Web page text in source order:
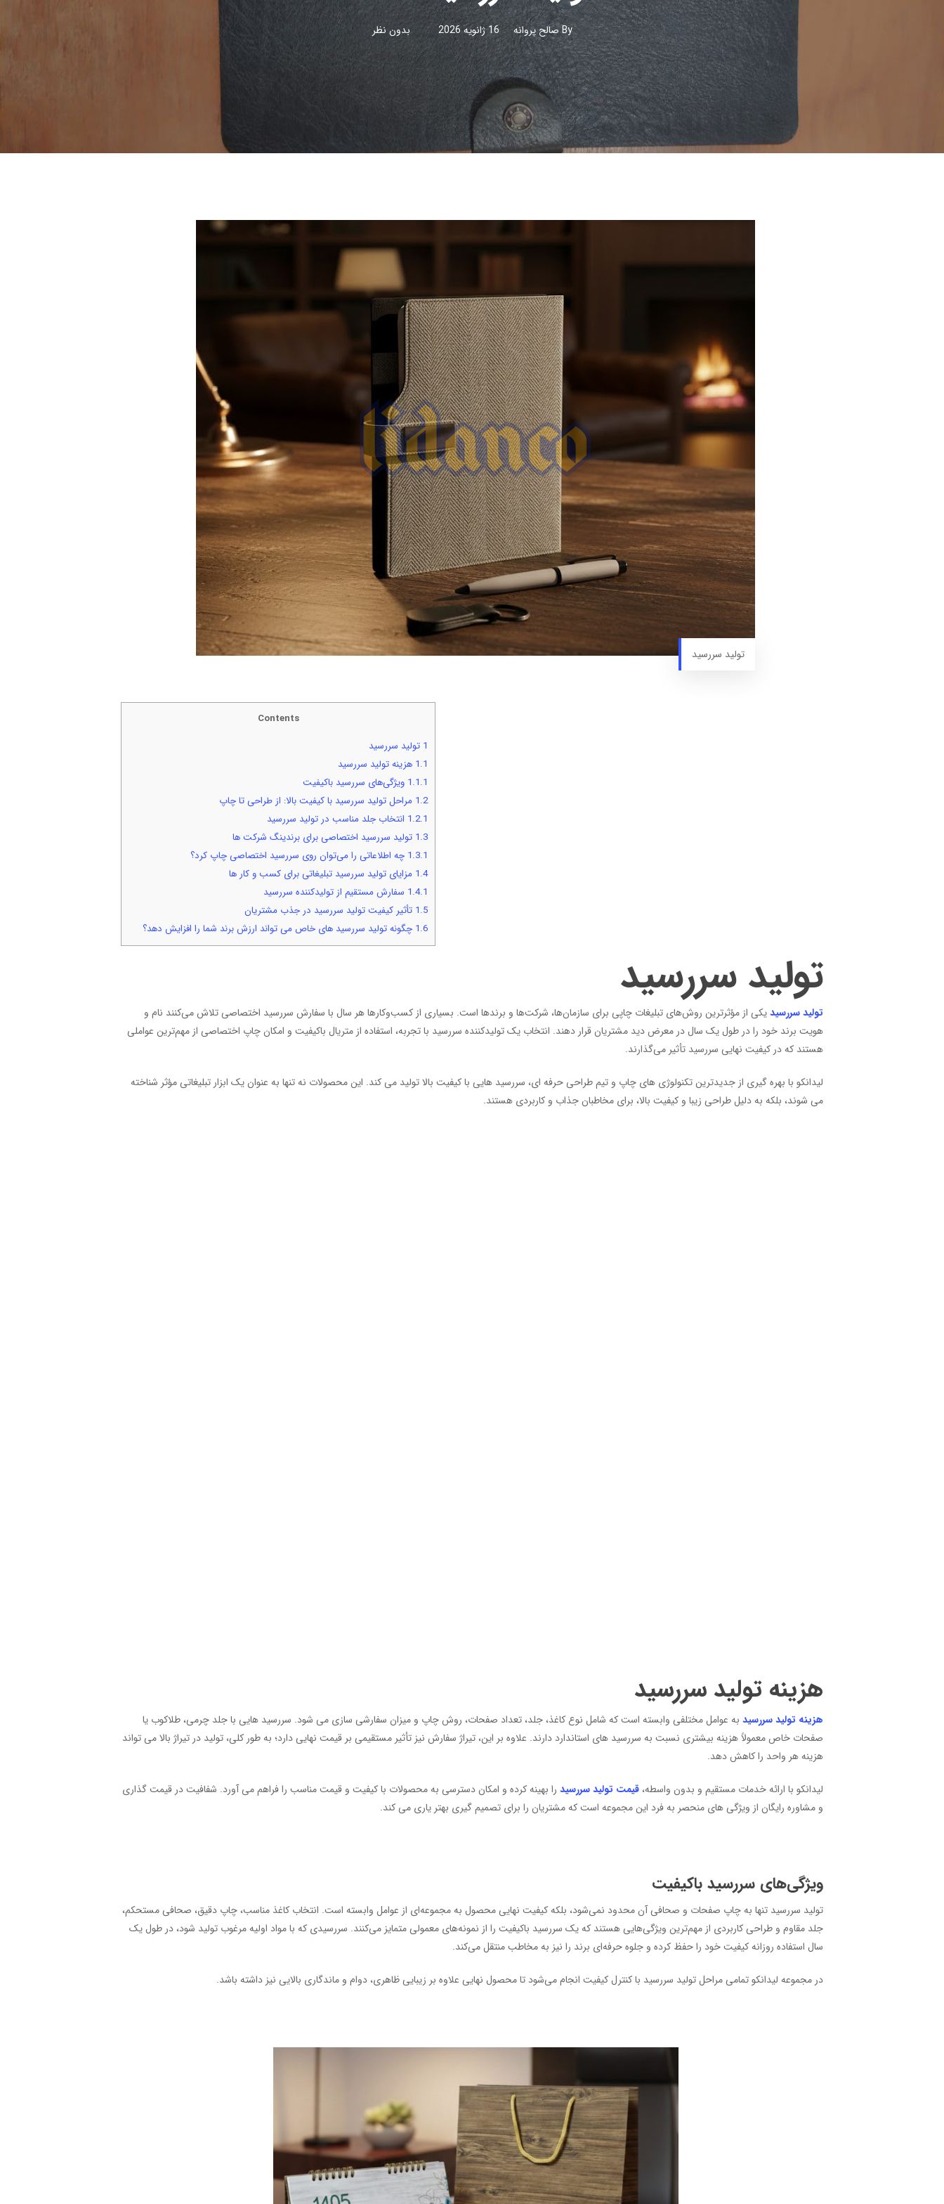
Byصالح پروانه 16 ژانویه 2026 بدون نظر
تولید سررسید
Contents
1 تولید سررسید
1.1 هزینه تولید سررسید
1.1.1 ویژگی‌های سررسید باکیفیت
1.2 مراحل تولید سررسید با کیفیت بالا: از طراحی تا چاپ
1.2.1 انتخاب جلد مناسب در تولید سررسید
1.3 تولید سررسید اختصاصی برای برندینگ شرکت‌ ها
1.3.1 چه اطلاعاتی را می‌توان روی سررسید اختصاصی چاپ کرد؟
1.4 مزایای تولید سررسید تبلیغاتی برای کسب‌ و کار ها
1.4.1 سفارش مستقیم از تولیدکننده سررسید
1.5 تأثیر کیفیت تولید سررسید در جذب مشتریان
1.6 چگونه تولید سررسید های خاص می‌ تواند ارزش برند شما را افزایش دهد؟
تولید سررسید
تولید سررسیدیکی از مؤثرترین روش‌های تبلیغات چاپی برای سازمان‌ها، شرکت‌ها و برندها است. بسیاری از کسب‌وکارها هر سال با سفارش سررسید اختصاصی تلاش می‌کنند نام و
هویت برند خود را در طول یک سال در معرض دید مشتریان قرار دهند. انتخاب یک تولیدکننده سررسید با تجربه، استفاده از متریال باکیفیت و امکان چاپ اختصاصی از مهم‌ترین عواملی
هستند که در کیفیت نهایی سررسید تأثیر می‌گذارند.
لیدانکو با بهره‌ گیری از جدیدترین تکنولوژی‌ های چاپ و تیم طراحی حرفه‌ ای، سررسید هایی با کیفیت بالا تولید می‌ کند. این محصولات نه تنها به عنوان یک ابزار تبلیغاتی مؤثر شناخته
می‌ شوند، بلکه به دلیل طراحی زیبا و کیفیت بالا، برای مخاطبان جذاب و کاربردی هستند.
هزینه تولید سررسید
هزینه تولید سررسید به عوامل مختلفی وابسته است که شامل نوع کاغذ، جلد، تعداد صفحات، روش چاپ و میزان سفارشی‌ سازی می‌ شود. سررسید هایی با جلد چرمی، طلاکوب یا
صفحات خاص معمولاً هزینه بیشتری نسبت به سررسید های استاندارد دارند. علاوه بر این، تیراژ سفارش نیز تأثیر مستقیمی بر قیمت نهایی دارد؛ به‌ طور کلی، تولید در تیراژ بالا می‌ تواند
هزینه هر واحد را کاهش دهد.
لیدانکو با ارائه خدمات مستقیم و بدون واسطه، قیمت تولید سررسید را بهینه کرده و امکان دسترسی به محصولات با کیفیت و قیمت مناسب را فراهم می ‌آورد. شفافیت در قیمت‌ گذاری
و مشاوره رایگان از ویژگی‌ های منحصر به‌ فرد این مجموعه است که مشتریان را برای تصمیم‌ گیری بهتر یاری می‌ کند.
ویژگی‌های سررسید باکیفیت
تولید سررسید تنها به چاپ صفحات و صحافی آن محدود نمی‌شود، بلکه کیفیت نهایی محصول به مجموعه‌ای از عوامل وابسته است. انتخاب کاغذ مناسب، چاپ دقیق، صحافی مستحکم،
جلد مقاوم و طراحی کاربردی از مهم‌ترین ویژگی‌هایی هستند که یک سررسید باکیفیت را از نمونه‌های معمولی متمایز می‌کنند. سررسیدی که با مواد اولیه مرغوب تولید شود، در طول یک
سال استفاده روزانه کیفیت خود را حفظ کرده و جلوه حرفه‌ای برند را نیز به مخاطب منتقل می‌کند.
در مجموعه لیدانکو تمامی مراحل تولید سررسید با کنترل کیفیت انجام می‌شود تا محصول نهایی علاوه بر زیبایی ظاهری، دوام و ماندگاری بالایی نیز داشته باشد.